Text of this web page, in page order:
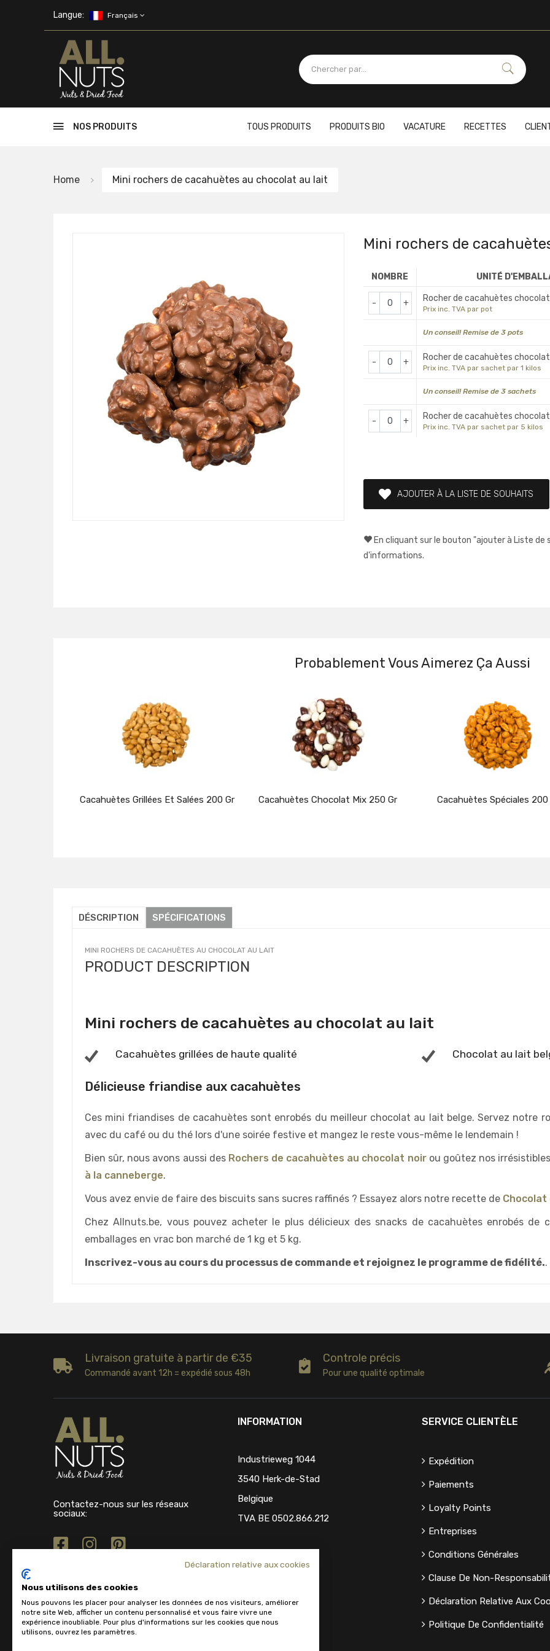
Langue: Français
NOS PRODUITS TOUS PRODUITS PRODUITS BIO VACATURE RECETTES
Home Mini rochers de cacahuètes au chocolat au lait
Mini rochers de
NOMBRE UNITÉ
- + Rocher de cacahuètes
Prix inc. TVA par pot
Un conseil! Remise de 3 pots
- + Rocher de cacahuètes chocolat
Prix inc. TVA par sachet par 1 kilos
Un conseil! Remise de 3 sachets
- + Rocher de cacahuètes
Prix inc. TVA par sachet par 5 kilos
AJOUTER À LA LISTE DE SOUHAITS
En cliquant sur le bouton "ajouter à Liste
d'informations.
Probablement Vous Aimerez Ça Aussi
Cacahuètes Grillées Et Salées 200 Gr Cacahuètes Chocolat Mix 250 Gr Cacahuètes Spéciales 200
DÉSCRIPTION SPÉCIFICATIONS
MINI ROCHERS DE CACAHUÈTES AU CHOCOLAT AU LAIT
PRODUCT DESCRIPTION
Mini rochers de cacahuètes au chocolat au lait
Cacahuètes grillées de haute qualité Chocolat au lait
Délicieuse friandise aux cacahuètes
Ces mini friandises de cacahuètes sont enrobés du meilleur chocolat au lait belge. Servez notre
avec du café ou du thé lors d'une soirée festive et mangez le reste vous-même le lendemain !
Bien sûr, nous avons aussi des Rochers de cacahuètes au chocolat noirou goûtez nos irrésistibles
à la canneberge.
Vous avez envie de faire des biscuits sans sucres raffinés ? Essayez alors notre recette de Chocolat
Chez Allnuts.be, vous pouvez acheter le plus délicieux des snacks de cacahuètes enrobés
emballages en vrac bon marché de 1 kg et 5 kg.
Inscrivez-vous au cours du processus de commande et rejoignez le programme de fidélité..
Livraison gratuite à partir de €35
Commandé avant 12h = expédié sous 48h
Controle précis
Pour une qualité optimale
Contactez-nous sur les réseaux
sociaux:
INFORMATION
Industrieweg 1044
3540 Herk-de-Stad
Belgique
TVA BE 0502.866.212
SERVICE CLIENTÈLE
Expédition
Paiements
Loyalty Points
Entreprises
Conditions Générales
Clause De Non-
Déclaration Relative Aux
Politique De Confidentialité
Déclaration relative aux cookies
Nous utilisons des cookies
Nous pouvons les placer pour analyser les données de nos visiteurs, améliorer
notre site Web, afficher un contenu personnalisé et vous faire vivre une
expérience inoubliable. Pour plus d'informations sur les cookies que nous
utilisons, ouvrez les paramètres.